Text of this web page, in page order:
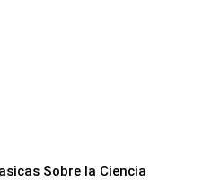
Sobre la Ciencia